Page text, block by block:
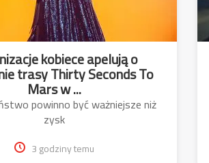
kobiece apelują o
trasy Thirty Seconds To
Mars w ...
powinno być ważniejsze niż
zysk
3 godziny temu